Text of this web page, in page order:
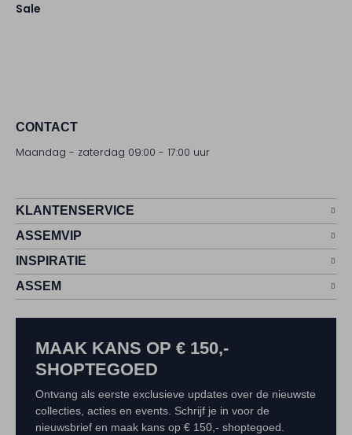
Sale
CONTACT
Maandag - zaterdag 09:00 - 17:00 uur
KLANTENSERVICE
ASSEMVIP
INSPIRATIE
ASSEM
MAAK KANS OP € 150,-
SHOPTEGOED
Ontvang als eerste exclusieve updates over de nieuwste
collecties, acties en events. Schrijf je in voor de
nieuwsbrief en maak kans op € 150,- shoptegoed.